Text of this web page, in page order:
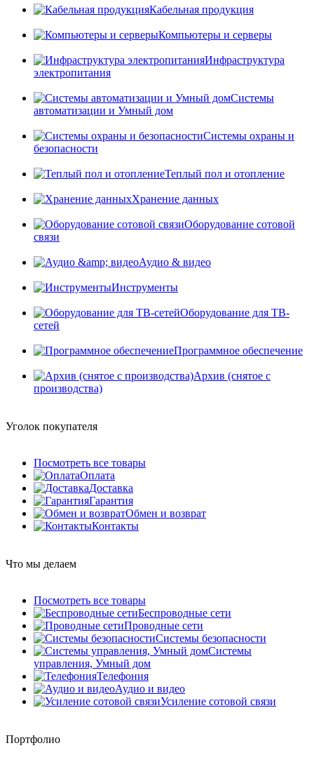
Кабельная продукция
Компьютеры и серверы
Инфраструктура
электропитания
Системы
автоматизации и Умный дом
Системы охраны и
безопасности
Теплый пол и отопление
Хранение данных
Оборудование сотовой
связи
Аудио & видео
Инструменты
Оборудование для ТВ-
сетей
Программное обеспечение
Архив (снятое с
производства)
Уголок покупателя
Посмотреть все товары
Оплата
Доставка
Гарантия
Обмен и возврат
Контакты
Что мы делаем
Посмотреть все товары
Беспроводные сети
Проводные сети
Системы безопасности
Системы
управления, Умный дом
Телефония
Аудио и видео
Усиление сотовой связи
Портфолио